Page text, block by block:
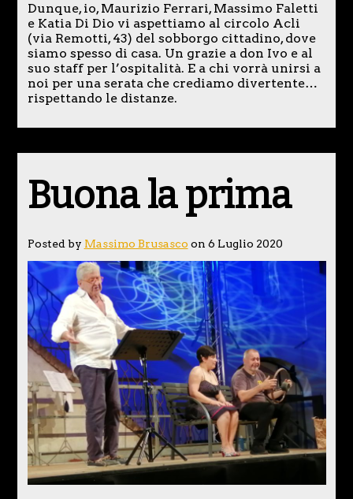
Dunque, io, Maurizio Ferrari, Massimo Faletti
e Katia Di Dio vi aspettiamo al circolo Acli
(via Remotti, 43) del sobborgo cittadino, dove
siamo spesso di casa. Un grazie a don Ivo e al
suo staff per l’ospitalità. E a chi vorrà unirsi a
noi per una serata che crediamo divertente…
rispettando le distanze.
Buona la prima
Posted by Massimo Brusasco on 6 Luglio 2020